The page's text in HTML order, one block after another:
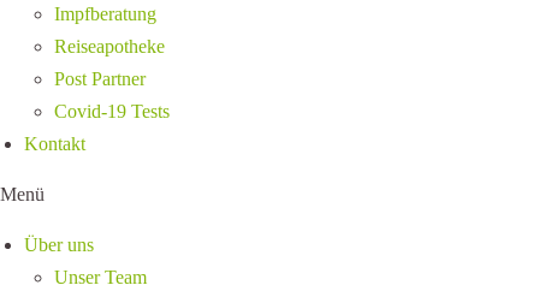
Impfberatung
Reiseapotheke
Post Partner
Covid-19 Tests
Kontakt
Menü
Über uns
Unser Team